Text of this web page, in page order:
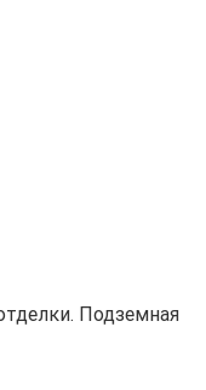
Подземная